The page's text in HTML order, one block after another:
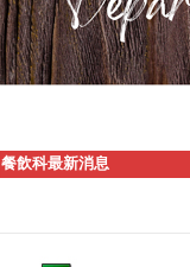
餐飲科最新消息